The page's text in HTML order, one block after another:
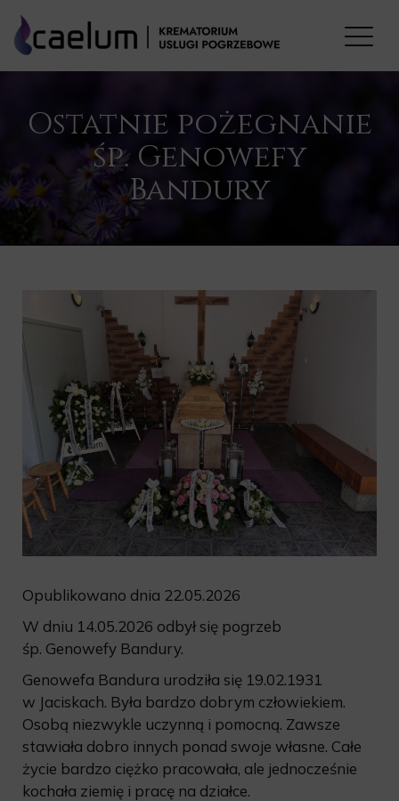
Ostatnie pożegnanie
śp. Genowefy
Bandury
Opublikowano dnia 22.05.2026
W dniu 14.05.2026 odbył się pogrzeb
śp. Genowefy Bandury.
Genowefa Bandura urodziła się 19.02.1931
w Jaciskach. Była bardzo dobrym człowiekiem.
Osobą niezwykle uczynną i pomocną. Zawsze
stawiała dobro innych ponad swoje własne. Całe
życie bardzo ciężko pracowała, ale jednocześnie
kochała ziemię i pracę na działce.